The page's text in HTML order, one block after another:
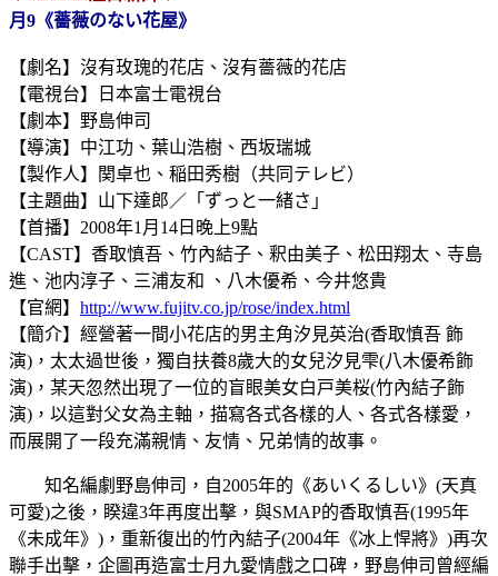
月9《薔薇のない花屋》
【劇名】沒有玫瑰的花店、沒有薔薇的花店
【電視台】日本富士電視台
【劇本】野島伸司
【導演】中江功、葉山浩樹、西坂瑞城
【製作人】関卓也、稲田秀樹（共同テレビ）
【主題曲】山下達郎／「ずっと一緒さ」
【首播】2008年1月14日晚上9點
【CAST】香取慎吾、竹內結子、釈由美子、松田翔太、寺島
進、池内淳子、三浦友和 、八木優希、今井悠貴
【官網】 http://www.fujitv.co.jp/rose/index.html
【簡介】經營著一間小花店的男主角汐見英治(香取慎吾 飾
演)，太太過世後，獨自扶養8歲大的女兒汐見雫(八木優希飾
演)，某天忽然出現了一位的盲眼美女白戸美桜(竹內結子飾
演)，以這對父女為主軸，描寫各式各樣的人、各式各樣愛，
而展開了一段充滿親情、友情、兄弟情的故事。
知名編劇野島伸司，自2005年的《あいくるしい》(天真
可愛)之後，睽違3年再度出擊，與SMAP的香取慎吾(1995年
《未成年》)，重新復出的竹內結子(2004年《冰上悍將》)再次
聯手出擊，企圖再造富士月九愛情戲之口碑，野島伸司曾經編